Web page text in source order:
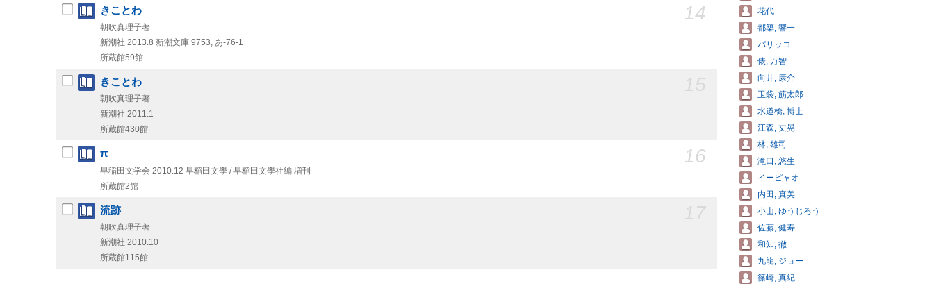
14
きことわ
朝吹真理子著
新潮社 2013.8 新潮文庫 9753, あ-76-1
所蔵館59館
きことわ
朝吹真理子著
新潮社 2011.1
所蔵館430館
16
π
早稲田文学会 2010.12 早稻田文學 / 早稻田文學社編 増刊
所蔵館2館
流跡
朝吹真理子著
新潮社 2010.10
所蔵館115館
花代
都築, 響一
パリッコ
俵, 万智
向井, 康介
玉袋, 筋太郎
水道橋, 博士
江森, 丈晃
林, 雄司
滝口, 悠生
イーピャオ
内田, 真美
小山, ゆうじろう
佐藤, 健寿
和知, 徹
九龍, ジョー
篠崎, 真紀